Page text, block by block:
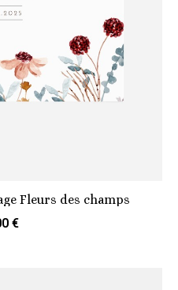
Fleurs des champs
€